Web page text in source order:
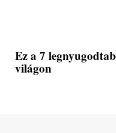
Ez a 7
világon